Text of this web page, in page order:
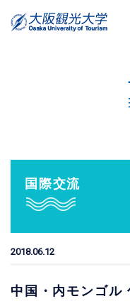
国際交流
2018.06.12
中国・内モンゴル